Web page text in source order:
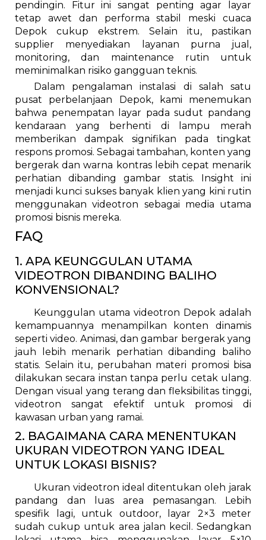
pendingin. Fitur ini sangat penting agar layar
tetap awet dan performa stabil meski cuaca
Depok cukup ekstrem. Selain itu, pastikan
supplier menyediakan layanan purna jual,
monitoring, dan maintenance rutin untuk
meminimalkan risiko gangguan teknis.
Dalam pengalaman instalasi di salah satu
pusat perbelanjaan Depok, kami menemukan
bahwa penempatan layar pada sudut pandang
kendaraan yang berhenti di lampu merah
memberikan dampak signifikan pada tingkat
respons promosi. Sebagai tambahan, konten yang
bergerak dan warna kontras lebih cepat menarik
perhatian dibanding gambar statis. Insight ini
menjadi kunci sukses banyak klien yang kini rutin
menggunakan videotron sebagai media utama
promosi bisnis mereka.
FAQ
1. APA KEUNGGULAN UTAMA
VIDEOTRON DIBANDING BALIHO
KONVENSIONAL?
Keunggulan utama videotron Depok adalah
kemampuannya menampilkan konten dinamis
seperti video. Animasi, dan gambar bergerak yang
jauh lebih menarik perhatian dibanding baliho
statis. Selain itu, perubahan materi promosi bisa
dilakukan secara instan tanpa perlu cetak ulang.
Dengan visual yang terang dan fleksibilitas tinggi,
videotron sangat efektif untuk promosi di
kawasan urban yang ramai.
2. BAGAIMANA CARA MENENTUKAN
UKURAN VIDEOTRON YANG IDEAL
UNTUK LOKASI BISNIS?
Ukuran videotron ideal ditentukan oleh jarak
pandang dan luas area pemasangan. Lebih
spesifik lagi, untuk outdoor, layar 2×3 meter
sudah cukup untuk area jalan kecil. Sedangkan